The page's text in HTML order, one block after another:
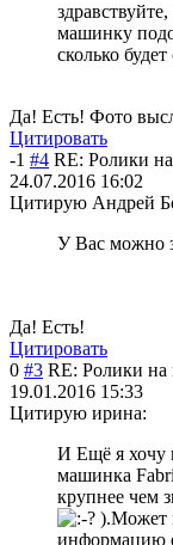
машинку
сколько будет
Да! Есть! Фото
Цитировать
-1 #4 RE: Ролики
24.07.2016 16:02
Цитирую Андрей
У Вас можно
Да! Есть!
Цитировать
0 #3 RE: Ролики на
19.01.2016 15:33
Цитирую ирина:
И Ещё я хочу
машинка
крупнее чем
).Может
информацию